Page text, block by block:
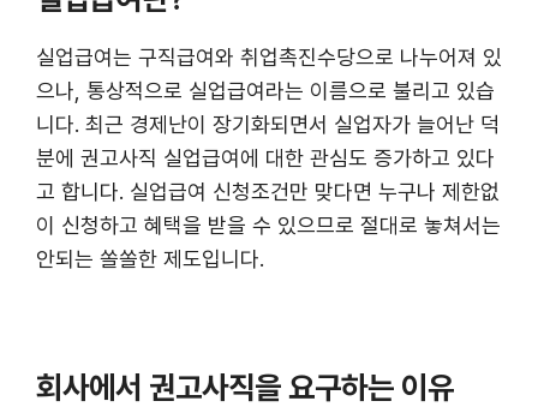
실업급여는 구직급여와 취업촉진수당으로 나누어져 있
으나, 통상적으로 실업급여라는 이름으로 불리고 있습
니다. 최근 경제난이 장기화되면서 실업자가 늘어난 덕
분에 권고사직 실업급여에 대한 관심도 증가하고 있다
고 합니다. 실업급여 신청조건만 맞다면 누구나 제한없
이 신청하고 혜택을 받을 수 있으므로 절대로 놓쳐서는
안되는 쏠쏠한 제도입니다.
회사에서 권고사직을 요구하는 이유